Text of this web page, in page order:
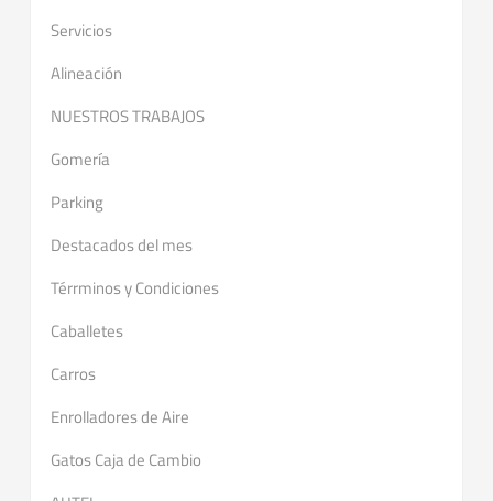
Servicios
Alineación
NUESTROS TRABAJOS
Gomería
Parking
Destacados del mes
Térrminos y Condiciones
Caballetes
Carros
Enrolladores de Aire
Gatos Caja de Cambio